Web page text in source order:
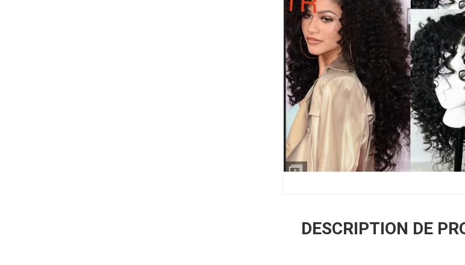
DESCRIPTION DE